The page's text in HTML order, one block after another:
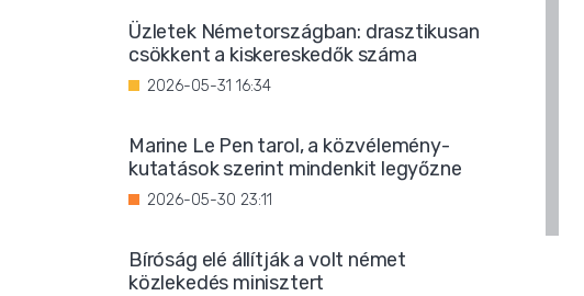
Üzletek Németországban: drasztikusan
csökkent a kiskereskedők száma
2026-05-31 16:34
Marine Le Pen tarol, a közvélemény-
kutatások szerint mindenkit legyőzne
2026-05-30 23:11
Bíróság elé állítják a volt német
közlekedés minisztert